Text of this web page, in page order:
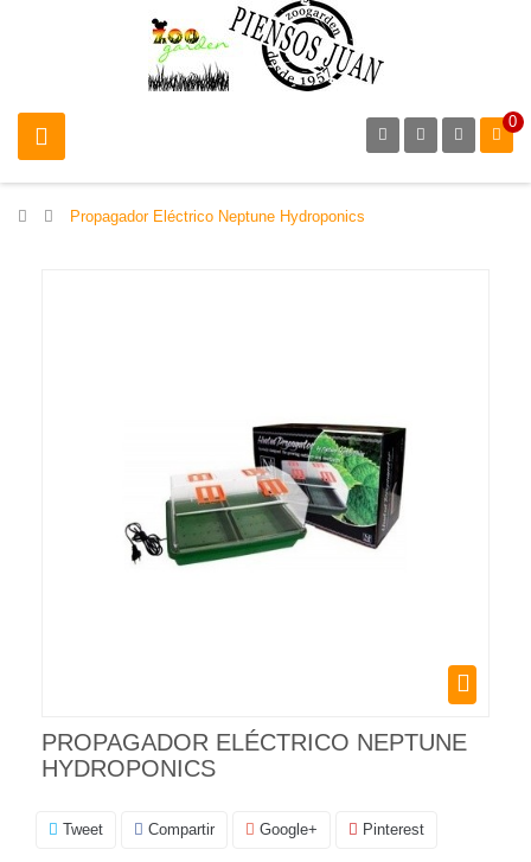
0
> Propagador Eléctrico Neptune Hydroponics
PROPAGADOR ELÉCTRICO NEPTUNE
HYDROPONICS
Tweet Compartir Google+ Pinterest